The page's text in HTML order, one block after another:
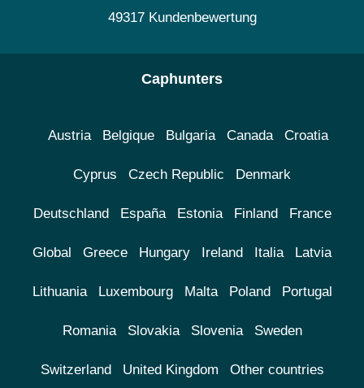
49317 Kundenbewertung
Caphunters
Austria Belgique Bulgaria Canada Croatia
Cyprus Czech Republic Denmark
Deutschland España Estonia Finland France
Global Greece Hungary Ireland Italia Latvia
Lithuania Luxembourg Malta Poland Portugal
Romania Slovakia Slovenia Sweden
Switzerland United Kingdom Other countries